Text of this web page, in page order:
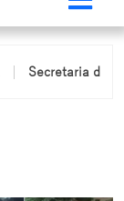
Secretaria de